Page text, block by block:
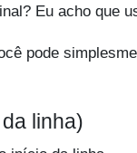
Eu acho que
pode
linha)